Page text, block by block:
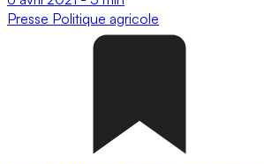
Presse Politique agricole